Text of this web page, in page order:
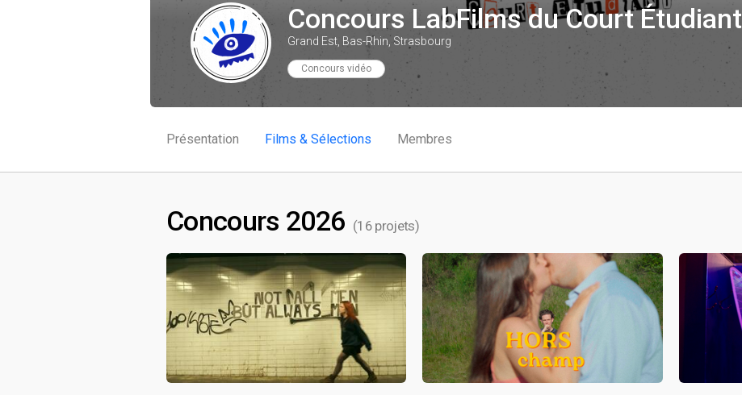
Concours LabFilms du Court Étudiant
Grand Est, Bas-Rhin, Strasbourg
Concours vidéo
Présentation Films & Sélections Membres
Concours 2026 (16 projets)